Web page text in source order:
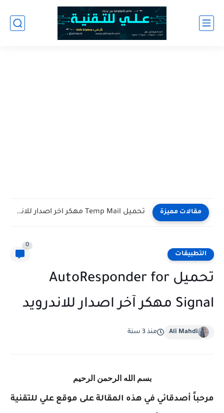
مقالات مميزة تحميل ai.type Keyboard Plus مجانا آخر اصدار للاندرويد
التطبيقات
0
تحميل AutoResponder for
Signal مهكر آخر اصدار للاندرويد
Ali Mahdi منذ 3 سنة
بسم الله الرحمن الرحيم
مرحباً أصدقائي في هذه المقالة على موقع علي للتقنية